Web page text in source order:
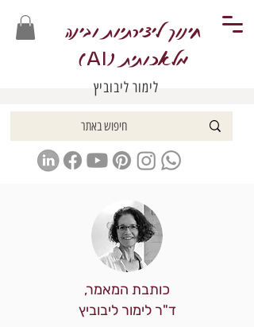
חינוך ליצירתיות ובינה
מלאכותית (AI
)
לימור ליבוביץ
כותבת המאמר,
ד"ר לימור ליבוביץ